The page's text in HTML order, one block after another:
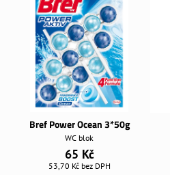
Bref Power Ocean 3*50g
WC blok
65 Kč
53,70 Kč bez DPH